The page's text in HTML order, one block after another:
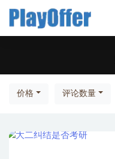
价格 评论数量